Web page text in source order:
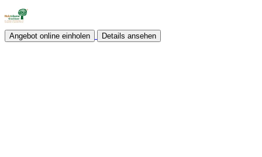
Angebot online einholen Details ansehen